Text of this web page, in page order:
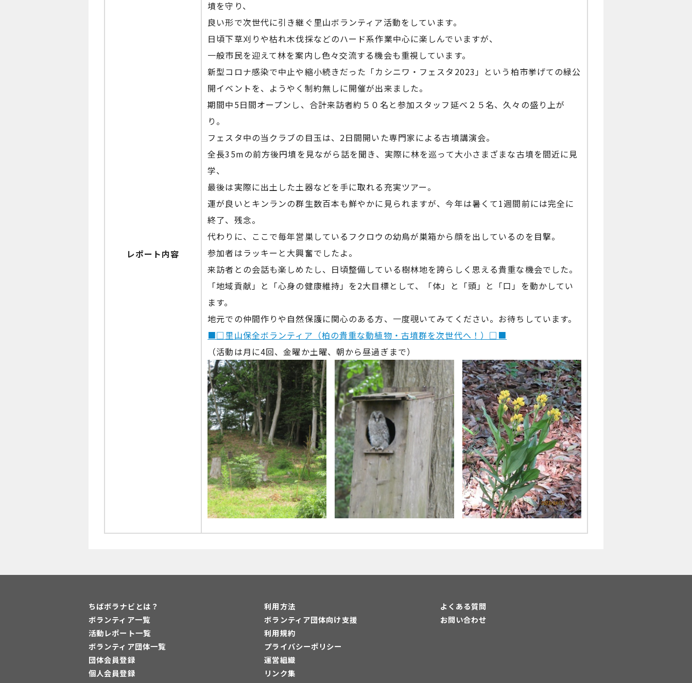
レポート内容
墳を守り、
良い形で次世代に引き継ぐ里山ボランティア活動をしています。
日頃下草刈りや枯れ木伐採などのハード系作業中心に楽しんでいますが、
一般市民を迎えて林を案内し色々交流する機会も重視しています。
新型コロナ感染で中止や縮小続きだった「カシニワ・フェスタ2023」という柏市挙げての緑公
開イベントを、ようやく制約無しに開催が出来ました。
期間中5日間オープンし、合計来訪者約５０名と参加スタッフ延べ２５名、久々の盛り上が
り。
フェスタ中の当クラブの目玉は、2日間開いた専門家による古墳講演会。
全長35mの前方後円墳を見ながら話を聞き、実際に林を巡って大小さまざまな古墳を間近に見
学、
最後は実際に出土した土器などを手に取れる充実ツアー。
運が良いとキンランの群生数百本も鮮やかに見られますが、今年は暑くて1週間前には完全に
終了、残念。
代わりに、ここで毎年営巣しているフクロウの幼鳥が巣箱から顔を出しているのを目撃。
参加者はラッキーと大興奮でしたよ。
来訪者との会話も楽しめたし、日頃整備している樹林地を誇らしく思える貴重な機会でした。
「地域貢献」と「心身の健康維持」を2大目標として、「体」と「頭」と「口」を動かしてい
ます。
地元での仲間作りや自然保護に関心のある方、一度覗いてみてください。お待ちしています。
■□里山保全ボランティア（柏の貴重な動植物・古墳群を次世代へ！）□■
（活動は月に4回、金曜か土曜、朝から昼過ぎまで）
ちばボラナビとは？
ボランティア一覧
活動レポート一覧
ボランティア団体一覧
団体会員登録
個人会員登録
利用方法
ボランティア団体向け支援
利用規約
プライバシーポリシー
運営組織
リンク集
よくある質問
お問い合わせ